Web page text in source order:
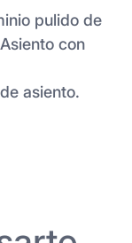
pulido de
con
asiento.